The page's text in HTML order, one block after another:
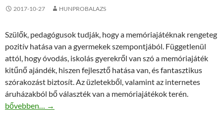
2017-10-27 HUNPROBALAZS
Szülők, pedagógusok tudják, hogy a memóriajátéknak rengeteg
pozitív hatása van a gyermekek szempontjából. Függetlenül
attól, hogy óvodás, iskolás gyerekről van szó a memóriajáték
kitűnő ajándék, hiszen fejlesztő hatása van, és fantasztikus
szórakozást biztosít. Az üzletekből, valamint az internetes
áruházakból bő választék van a memóriajátékok terén.
Teki Móka Társasjáték – a szórakoztató társasjáték
bővebben… →